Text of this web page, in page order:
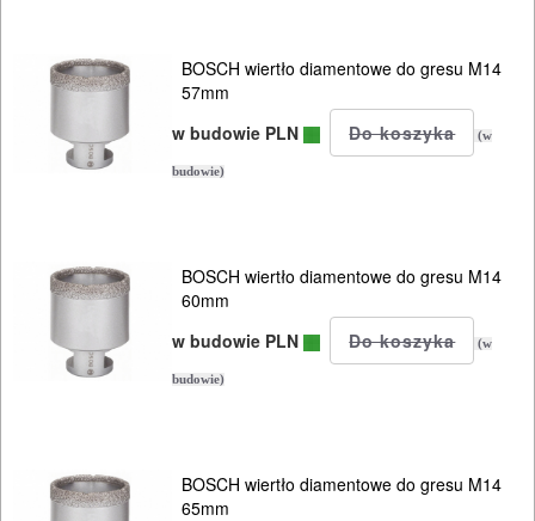
BOSCH wiertło diamentowe do gresu M14
57mm
w budowie PLN
(w
budowie)
BOSCH wiertło diamentowe do gresu M14
60mm
w budowie PLN
(w
budowie)
BOSCH wiertło diamentowe do gresu M14
65mm